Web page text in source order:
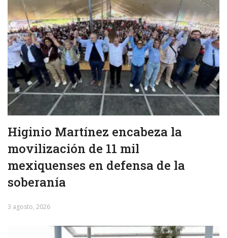
Higinio Martínez encabeza la
movilización de 11 mil
mexiquenses en defensa de la
soberanía
3 agosto, 2026